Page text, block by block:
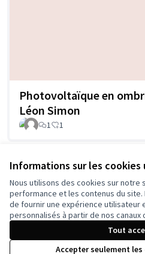
Informations sur les
Nous utilisons des cookies sur notre
performance et les contenus du
de fournir une expérience utilisateur
personnalisés à partir de nos canaux
Tout
Accepter seulement
Photovoltaïque en
Léon Simon
1 1
Voir toutes les propositions retirées
Conditions d'utilisation